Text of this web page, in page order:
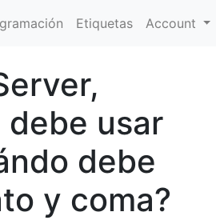
Etiquetas Account
debe usar
debe
y coma?